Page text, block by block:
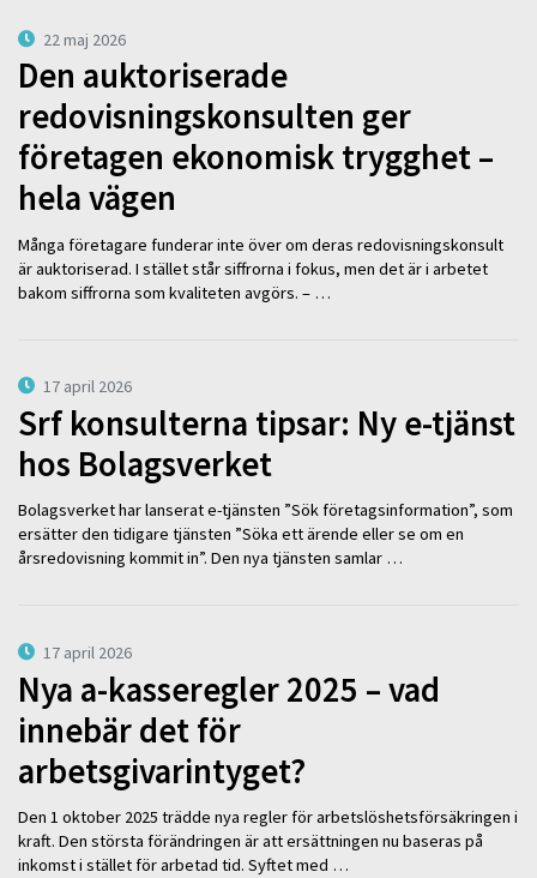
22 maj 2026
Den auktoriserade
redovisningskonsulten ger
företagen ekonomisk trygghet –
hela vägen
Många företagare funderar inte över om deras redovisningskonsult
är auktoriserad. I stället står siffrorna i fokus, men det är i arbetet
bakom siffrorna som kvaliteten avgörs. – …
17 april 2026
Srf konsulterna tipsar: Ny e-tjänst
hos Bolagsverket
Bolagsverket har lanserat e-tjänsten ”Sök företagsinformation”, som
ersätter den tidigare tjänsten ”Söka ett ärende eller se om en
årsredovisning kommit in”. Den nya tjänsten samlar …
17 april 2026
Nya a-kasseregler 2025 – vad
innebär det för
arbetsgivarintyget?
Den 1 oktober 2025 trädde nya regler för arbetslöshetsförsäkringen i
kraft. Den största förändringen är att ersättningen nu baseras på
inkomst i stället för arbetad tid. Syftet med …